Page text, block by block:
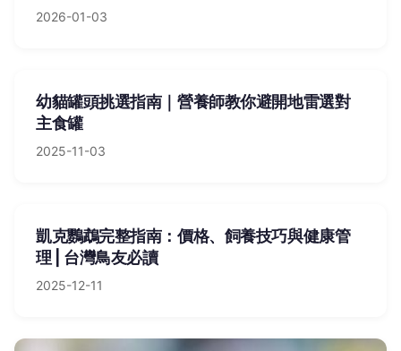
2026-01-03
幼貓罐頭挑選指南｜營養師教你避開地雷選對
主食罐
2025-11-03
凱克鸚鵡完整指南：價格、飼養技巧與健康管
理 | 台灣鳥友必讀
2025-12-11